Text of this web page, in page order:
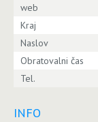
web
Kraj
Naslov
Obratovalni čas
Tel.
INFO